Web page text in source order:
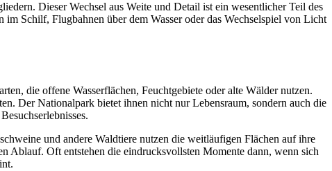
Dieser Wechsel aus Weite und Detail ist ein wesentlicher Teil des
Schilf, Flugbahnen über dem Wasser oder das Wechselspiel von Licht
die offene Wasserflächen, Feuchtgebiete oder alte Wälder nutzen.
Der Nationalpark bietet ihnen nicht nur Lebensraum, sondern auch die
und andere Waldtiere nutzen die weitläufigen Flächen auf ihre
Ablauf. Oft entstehen die eindrucksvollsten Momente dann, wenn sich